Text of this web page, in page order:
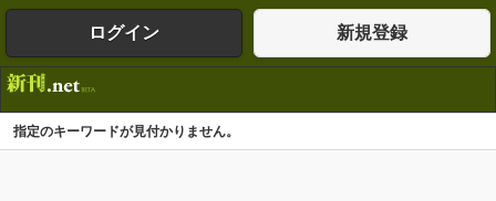
ログイン 新規登録
指定のキーワードが見付かりません。